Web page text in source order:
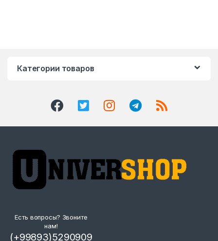
Категории товаров
Есть вопросы? Звоните
нам!
(+99893)5290909